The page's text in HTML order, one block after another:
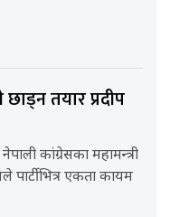
छाड्न तयार प्रदीप
कांग्रेसका महामन्त्री
पार्टीभित्र एकता कायम